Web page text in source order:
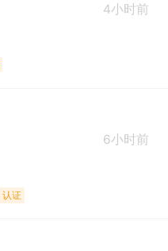
4小时前
6小时前
认证